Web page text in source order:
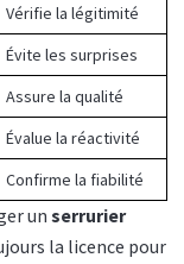
Vérifie la légitimité
Évite les surprises
Assure la qualité
Évalue la réactivité
Confirme la fiabilité
un serrurier
la licence pour